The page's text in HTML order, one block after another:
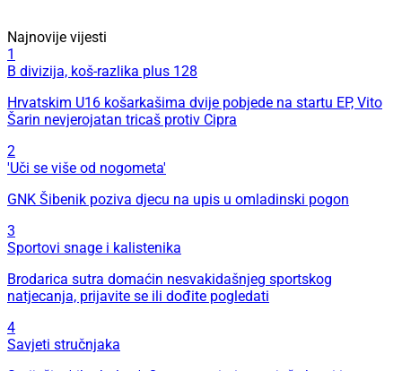
Najnovije vijesti
1
B divizija, koš-razlika plus 128
Hrvatskim U16 košarkašima dvije pobjede na startu EP, Vito
Šarin nevjerojatan tricaš protiv Cipra
2
'Uči se više od nogometa'
GNK Šibenik poziva djecu na upis u omladinski pogon
3
Sportovi snage i kalistenika
Brodarica sutra domaćin nesvakidašnjeg sportskog
natjecanja, prijavite se ili dođite pogledati
4
Savjeti stručnjaka